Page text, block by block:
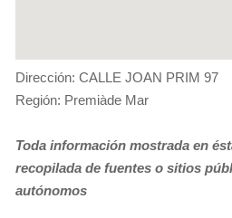
Dirección: CALLE JOAN PRIM 97
Región: Premiàde Mar
Toda información mostrada en
recopilada de fuentes o sitios
autónomos